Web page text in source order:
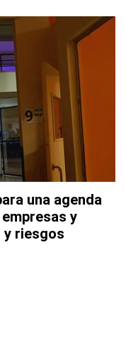
una agenda
y
y riesgos